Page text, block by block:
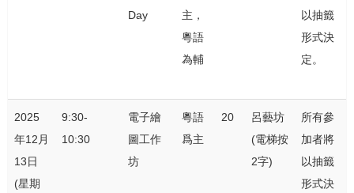
Day
主，
粵語
為輔
以抽籤
形式決
定。
2025
年12月
13日
(星期
9:30-
10:30
電子繪
圖工作
坊
粵語
爲主
20
呂藝坊
(電梯按
2字)
所有參
加者將
以抽籤
形式決